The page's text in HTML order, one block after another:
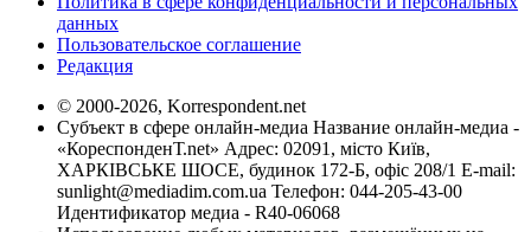
данных
Пользовательское соглашение
Редакция
© 2000-2026, Korrespondent.net
Субъект в сфере онлайн-медиа Название онлайн-медиа -
«КореспонденТ.net» Адрес: 02091, місто Київ,
ХАРКІВСЬКЕ ШОСЕ, будинок 172-Б, офіс 208/1 E-mail:
sunlight@mediadim.com.ua Телефон: 044-205-43-00
Идентификатор медиа - R40-06068